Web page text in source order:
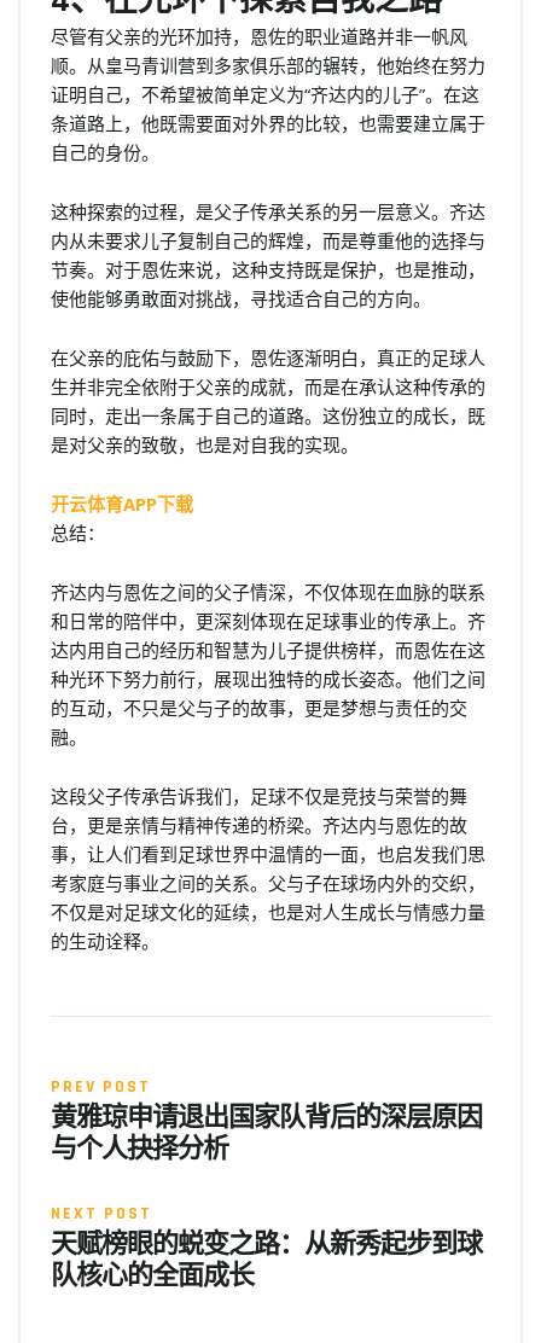
尽管有父亲的光环加持，恩佐的职业道路并非一帆风
顺。从皇马青训营到多家俱乐部的辗转，他始终在努力
证明自己，不希望被简单定义为“齐达内的儿子”。在这
条道路上，他既需要面对外界的比较，也需要建立属于
自己的身份。
这种探索的过程，是父子传承关系的另一层意义。齐达
内从未要求儿子复制自己的辉煌，而是尊重他的选择与
节奏。对于恩佐来说，这种支持既是保护，也是推动，
使他能够勇敢面对挑战，寻找适合自己的方向。
在父亲的庇佑与鼓励下，恩佐逐渐明白，真正的足球人
生并非完全依附于父亲的成就，而是在承认这种传承的
同时，走出一条属于自己的道路。这份独立的成长，既
是对父亲的致敬，也是对自我的实现。
开云体育APP下载
总结：
齐达内与恩佐之间的父子情深，不仅体现在血脉的联系
和日常的陪伴中，更深刻体现在足球事业的传承上。齐
达内用自己的经历和智慧为儿子提供榜样，而恩佐在这
种光环下努力前行，展现出独特的成长姿态。他们之间
的互动，不只是父与子的故事，更是梦想与责任的交
融。
这段父子传承告诉我们，足球不仅是竞技与荣誉的舞
台，更是亲情与精神传递的桥梁。齐达内与恩佐的故
事，让人们看到足球世界中温情的一面，也启发我们思
考家庭与事业之间的关系。父与子在球场内外的交织，
不仅是对足球文化的延续，也是对人生成长与情感力量
的生动诠释。
PREV POST
黄雅琼申请退出国家队背后的深层原因
与个人抉择分析
NEXT POST
天赋榜眼的蜕变之路：从新秀起步到球
队核心的全面成长